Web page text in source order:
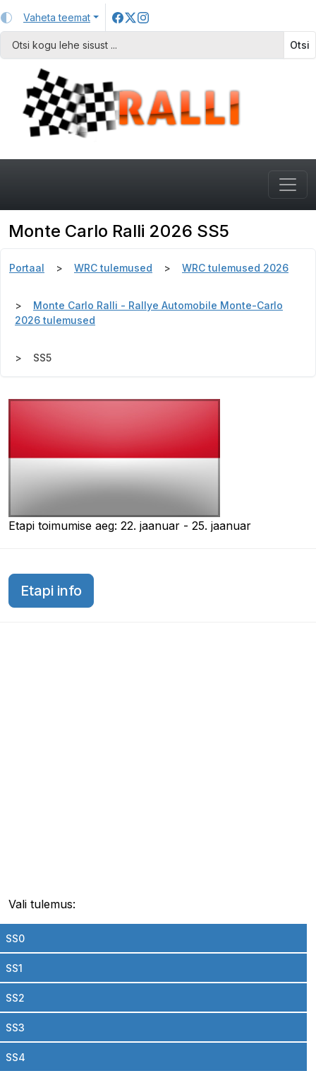
Vaheta teemat
Otsi
Monte Carlo Ralli 2026 SS5
Portaal WRC tulemused WRC tulemused 2026
Monte Carlo Ralli - Rallye Automobile Monte-Carlo
2026 tulemused
SS5
Etapi toimumise aeg: 22. jaanuar - 25. jaanuar
Etapi info
Vali tulemus:
SS0
SS1
SS2
SS3
SS4